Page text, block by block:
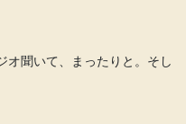
オ聞いて、まったりと。そし